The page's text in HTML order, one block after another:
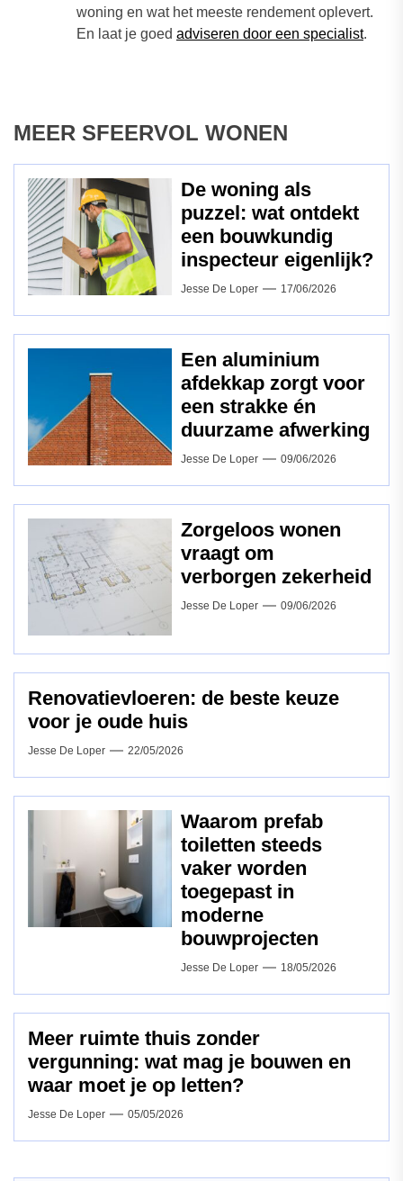
woning en wat het meeste rendement oplevert.
En laat je goed adviseren door een specialist.
MEER SFEERVOL WONEN
De woning als
puzzel: wat ontdekt
een bouwkundig
inspecteur eigenlijk?
Jesse De Loper 17/06/2026
Een aluminium
afdekkap zorgt voor
een strakke én
duurzame afwerking
Jesse De Loper 09/06/2026
Zorgeloos wonen
vraagt om
verborgen zekerheid
Jesse De Loper 09/06/2026
Renovatievloeren: de beste keuze
voor je oude huis
Jesse De Loper 22/05/2026
Waarom prefab
toiletten steeds
vaker worden
toegepast in
moderne
bouwprojecten
Jesse De Loper 18/05/2026
Meer ruimte thuis zonder
vergunning: wat mag je bouwen en
waar moet je op letten?
Jesse De Loper 05/05/2026